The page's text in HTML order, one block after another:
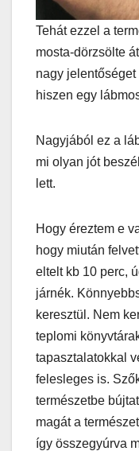
Tehát ezzel a
mosta-dörzsölte
nagy
hiszen egy
Nagyjából ez a
mi olyan jót
lett.
Hogy éreztem e
hogy miután
eltelt kb 10 perc,
járnék.
keresztül. Nem
teplomi
tapasztalatokkal
felesleges is.
természetbe
magát a
így összegyúrva